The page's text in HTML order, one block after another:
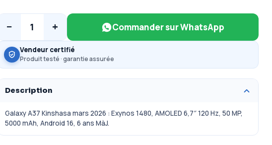
− 1 + Commander sur WhatsApp
Vendeur certifié
Produit testé · garantie assurée
Description
Galaxy A37 Kinshasa mars 2026 : Exynos 1480, AMOLED 6,7″ 120 Hz, 50 MP,
5000 mAh, Android 16, 6 ans MàJ.